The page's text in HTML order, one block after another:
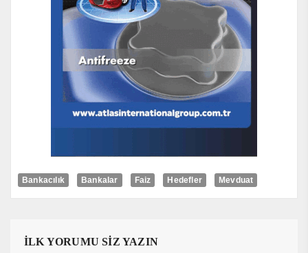
Bankacılık Bankalar Faiz Hedefler Mevduat
İLK YORUMU SİZ YAZIN